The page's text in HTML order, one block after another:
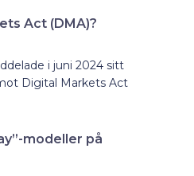
Act (DMA)?
i juni 2024 sitt
Digital Markets Act
modeller på